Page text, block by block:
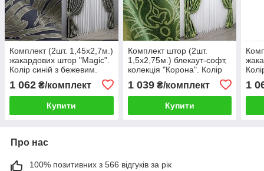
Комплект (2шт. 1,45х2,7м.)
жакардових штор "Magic".
Колір синій з бежевим.
1 062 ₴/комплект
Купити
Комплект штор (2шт.
1,5х2,75м.) блекаут-софт,
колекція "Корона". Колір
зелений з оливковим. Код
1279ш(А) 33-0116
1 039₴/комплект
Купити
1
Про нас
100% позитивних з 566 відгуків за рік